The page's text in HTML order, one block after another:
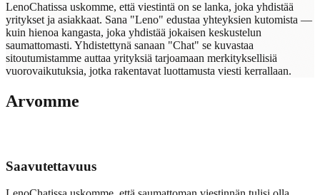
LenoChatissa uskomme, että viestintä on se lanka, joka yhdistää
yritykset ja asiakkaat. Sana "Leno" edustaa yhteyksien kutomista —
kuin hienoa kangasta, joka yhdistää jokaisen keskustelun
saumattomasti. Yhdistettynä sanaan "Chat" se kuvastaa
sitoutumistamme auttaa yrityksiä tarjoamaan merkityksellisiä
vuorovaikutuksia, jotka rakentavat luottamusta viesti kerrallaan.
Arvomme
Saavutettavuus